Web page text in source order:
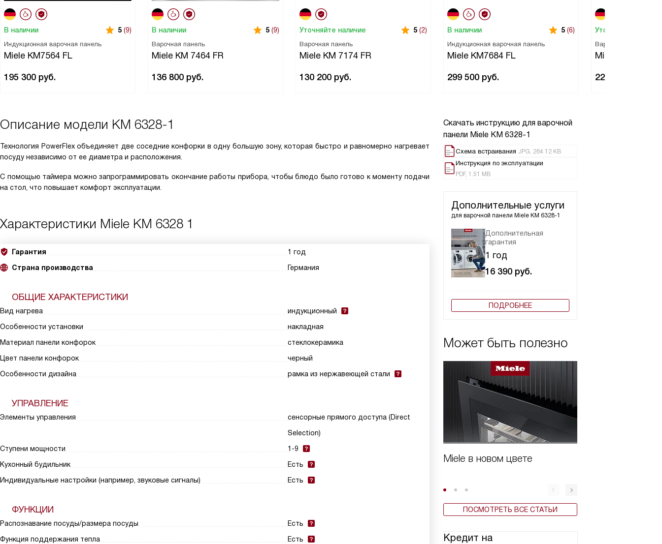
В наличии 5 (9)
Индукционная варочная панель
Miele KM7564 FL
195 300 руб.
В наличии 5 (9)
Варочная панель
Miele KM 7464 FR
136 800 руб.
Уточняйте наличие 5 (2)
Варочная панель
Miele KM 7174 FR
130 200 руб.
В наличии 5 (6)
Индукционная варочная панель
Miele KM7684 FL
299 500 руб.
Уточняйте наличие
Варочная панель
Miele KM 7414
221 400
Скачать инструкцию для варочной
панели Miele KM 6328-1
Схема встраивания JPG, 264.12 KB
Инструкция по эксплуатации
PDF, 1.51 MB
Дополнительные услуги
для варочной панели Miele KM 6328-1
Дополнительная
гарантия
1 год
16 390 руб.
ПОДРОБНЕЕ
Может быть полезно
Miele в новом цвете
ПОСМОТРЕТЬ ВСЕ СТАТЬИ
Кредит на
Описание модели KM 6328-1
Технология PowerFlex объединяет две соседние конфорки в одну большую зону, которая быстро и равномерно нагревает
посуду независимо от ее диаметра и расположения.
С помощью таймера можно запрограммировать окончание работы прибора, чтобы блюдо было готово к моменту подачи
на стол, что повышает комфорт эксплуатации.
Характеристики Miele KM 6328 1
Гарантия
1 год
Страна производства
Германия
ОБЩИЕ ХАРАКТЕРИСТИКИ
Вид нагрева
индукционный
Особенности установки
накладная
Материал панели конфорок
стеклокерамика
Цвет панели конфорок
черный
Особенности дизайна
рамка из нержавеющей стали
УПРАВЛЕНИЕ
Элементы управления
сенсорные прямого доступа (Direct
Selection)
Ступени мощности
1-9
Кухонный будильник
Есть
Индивидуальные настройки (например, звуковые сигналы)
Есть
ФУНКЦИИ
Распознавание посуды/размера посуды
Есть
Функция поддержания тепла
Есть